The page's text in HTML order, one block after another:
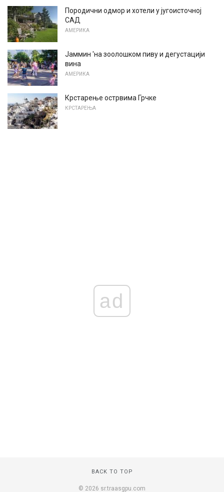
Породични одмор и хотели у југоисточној
САД
АМЕРИКА
Јаммин 'на зоолошком пиву и дегустацији
вина
АМЕРИКА
Крстарење острвима Грчке
КРСТАРЕЊА
ad
BACK TO TOP
© 2026 sr.traasgpu.com